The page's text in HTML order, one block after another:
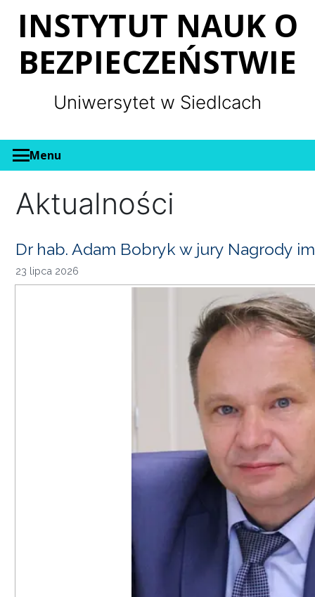
INSTYTUT NAUK O
BEZPIECZEŃSTWIE
Uniwersytet w Siedlcach
Menu
Aktualności
Dr hab. Adam Bobryk w jury Nagrody
23 lipca 2026